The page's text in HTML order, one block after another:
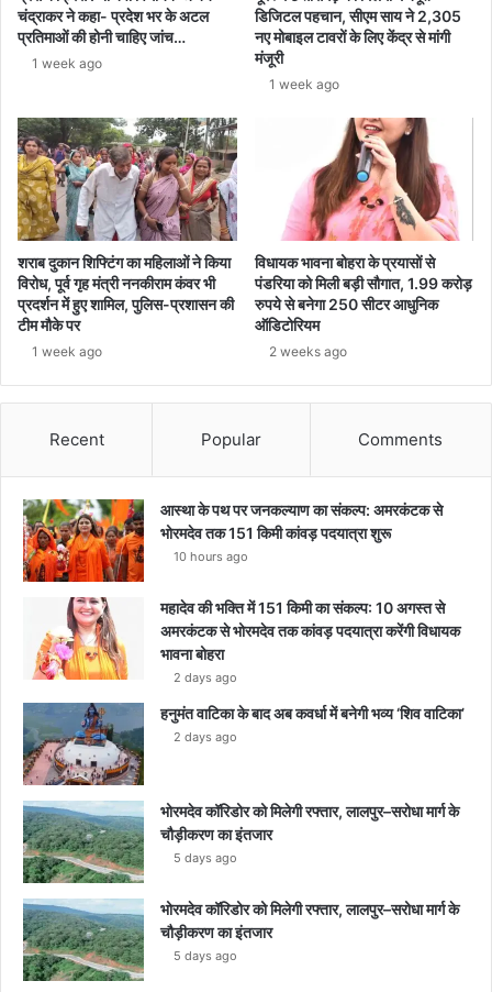
चंद्राकर ने कहा- प्रदेश भर के अटल
प्रतिमाओं की होनी चाहिए जांच…
1 week ago
डिजिटल पहचान, सीएम साय ने 2,305
नए मोबाइल टावरों के लिए केंद्र से मांगी
मंजूरी
1 week ago
शराब दुकान शिफ्टिंग का महिलाओं ने किया
विरोध, पूर्व गृह मंत्री ननकीराम कंवर भी
प्रदर्शन में हुए शामिल, पुलिस-प्रशासन की
टीम मौके पर
1 week ago
विधायक भावना बोहरा के प्रयासों से
पंडरिया को मिली बड़ी सौगात, 1.99 करोड़
रुपये से बनेगा 250 सीटर आधुनिक
ऑडिटोरियम
2 weeks ago
Recent Popular Comments
आस्था के पथ पर जनकल्याण का संकल्प: अमरकंटक से
भोरमदेव तक 151 किमी कांवड़ पदयात्रा शुरू
10 hours ago
महादेव की भक्ति में 151 किमी का संकल्प: 10 अगस्त से
अमरकंटक से भोरमदेव तक कांवड़ पदयात्रा करेंगी विधायक
भावना बोहरा
2 days ago
हनुमंत वाटिका के बाद अब कवर्धा में बनेगी भव्य ‘शिव वाटिका’
2 days ago
भोरमदेव कॉरिडोर को मिलेगी रफ्तार, लालपुर–सरोधा मार्ग के
चौड़ीकरण का इंतजार
5 days ago
भोरमदेव कॉरिडोर को मिलेगी रफ्तार, लालपुर–सरोधा मार्ग के
चौड़ीकरण का इंतजार
5 days ago